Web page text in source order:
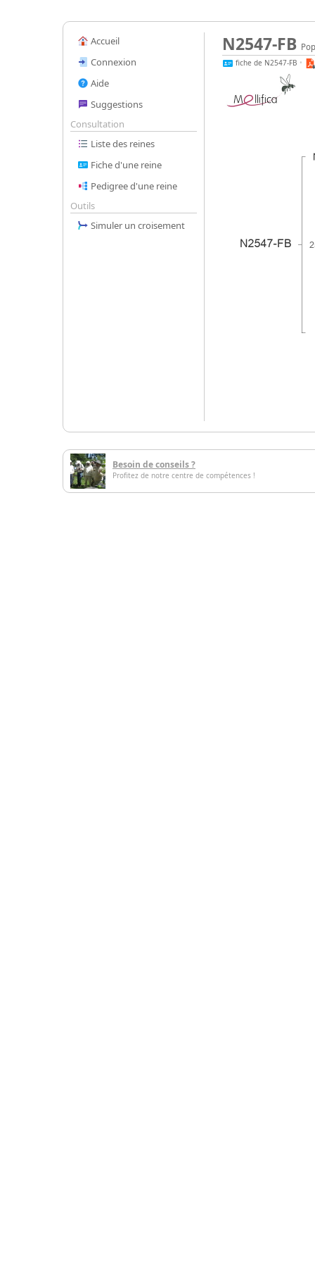
Accueil
Connexion
Aide
Suggestions
Consultation
Liste des reines
Fiche d'une reine
Pedigree d'une reine
Outils
Simuler un croisement
N2547-FB
fiche de N2547-FB •
Besoin de conseils ?
Profitez de notre centre de compétences !